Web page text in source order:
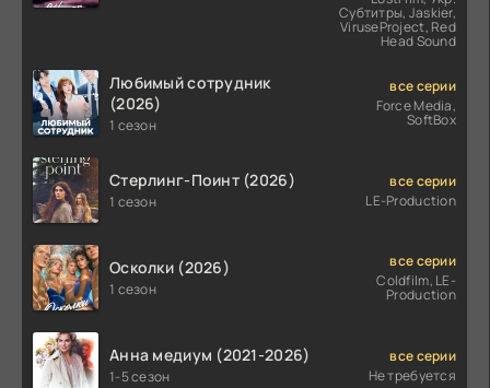
Субтитры, Jaskier,
ViruseProject, Red
Head Sound
Любимый сотрудник
(2026)
1 сезон
все серии
Force Media,
SoftBox
Стерлинг-Поинт (2026)
1 сезон
все серии
LE-Production
Осколки (2026)
1 сезон
все серии
Coldfilm, LE-
Production
Анна медиум (2021-2026)
1-5 сезон
все серии
Не требуется